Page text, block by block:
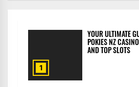
1
YOUR ULTIMATE
POKIES NZ
AND TOP SLOTS